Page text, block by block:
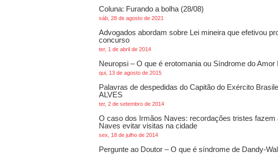
Coluna: Furando a bolha (28/08)
sáb, 28 de agosto de 2021
Advogados abordam sobre Lei mineira que efetivou
concurso
ter, 1 de abril de 2014
Neuropsi – O que é erotomania ou Síndrome do Amor
qui, 13 de agosto de 2015
Palavras de despedidas do Capitão do Exército
ALVES
ter, 2 de setembro de 2014
O caso dos Irmãos Naves: recordações tristes fazem
Naves evitar visitas na cidade
sex, 18 de julho de 2014
Pergunte ao Doutor – O que é síndrome de Dandy-